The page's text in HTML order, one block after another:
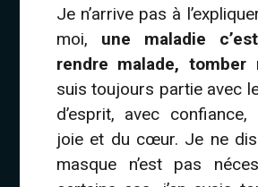
Je n’arrive pas à
moi, une maladie
rendre malade, tomber
suis toujours partie avec
d’esprit, avec
joie et du cœur. Je ne
masque n’est pas